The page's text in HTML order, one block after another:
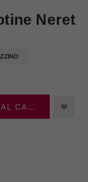
Neret
CARRELLO